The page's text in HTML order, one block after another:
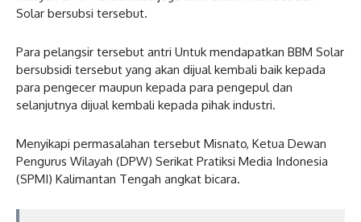
Solar bersubsi tersebut.
Para pelangsir tersebut antri Untuk mendapatkan BBM Solar
bersubsidi tersebut yang akan dijual kembali baik kepada
para pengecer maupun kepada para pengepul dan
selanjutnya dijual kembali kepada pihak industri.
Menyikapi permasalahan tersebut Misnato, Ketua Dewan
Pengurus Wilayah (DPW) Serikat Pratiksi Media Indonesia
(SPMI) Kalimantan Tengah angkat bicara.